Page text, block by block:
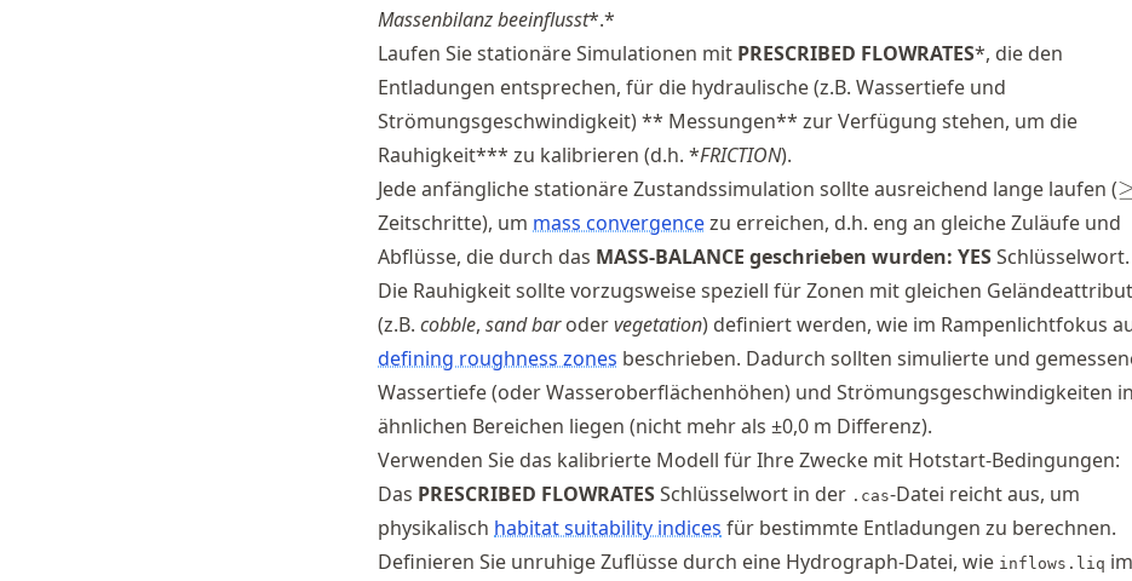
Massenbilanz beeinflusst*.*
Laufen Sie stationäre Simulationen mit PRESCRIBED FLOWRATES*, die den
Entladungen entsprechen, für die hydraulische (z.B. Wassertiefe und
Strömungsgeschwindigkeit) ** Messungen** zur Verfügung stehen, um die
Rauhigkeit*** zu kalibrieren (d.h. *FRICTION).
Jede anfängliche stationäre Zustandssimulation sollte ausreichend lange laufen (≥
Zeitschritte), um mass convergencezu erreichen, d.h. eng an gleiche Zuläufe und
Abflüsse, die durch das MASS-BALANCE geschrieben wurden: YESSchlüsselwort.
Die Rauhigkeit sollte vorzugsweise speziell für Zonen mit gleichen
(z.B. cobble, sand barodervegetation) definiert werden, wie im Rampenlichtfokus
defining roughness zones beschrieben. Dadurch sollten simulierte und
Wassertiefe (oder Wasseroberflächenhöhen) und Strömungsgeschwindigkeiten in
ähnlichen Bereichen liegen (nicht mehr als ±0,0 m Differenz).
Verwenden Sie das kalibrierte Modell für Ihre Zwecke mit Hotstart-Bedingungen:
Das PRESCRIBED FLOWRATESSchlüsselwort in der .cas-Datei reicht aus, um
physikalisch habitat suitability indices für bestimmte Entladungen zu berechnen.
Definieren Sie unruhige Zuflüsse durch eine Hydrograph-Datei, wie inflows.liq im